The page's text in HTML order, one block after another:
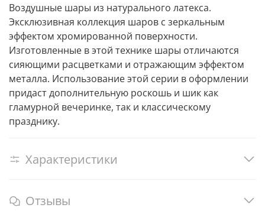
Воздушные шары из натурального латекса.
Эксклюзивная коллекция шаров с зеркальным
эффектом хромированной поверхности.
Изготовленные в этой технике шары отличаются
сияющими расцветками и отражающим эффектом
металла. Использование этой серии в оформлении
придаст дополнительную роскошь и шик как
гламурной вечеринке, так и классическому
празднику.
Характеристики
Отзывы